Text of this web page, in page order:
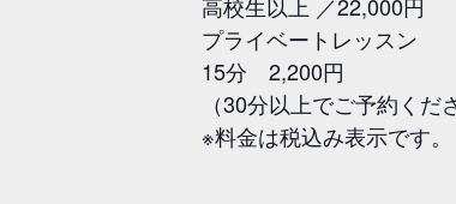
プライベートレッスン
15分 2,200円
（30分以上でご予約くだ
※料金は税込み表示です。